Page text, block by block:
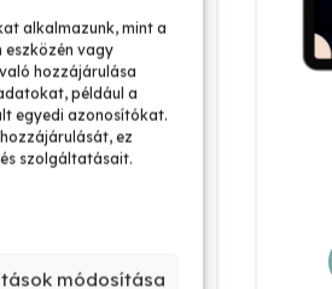
alkalmazunk, mint a
eszközén vagy
hozzájárulása
például a
egyedi azonosítókat.
ez
szolgáltatásait.
módosítása
Nevelés
book)